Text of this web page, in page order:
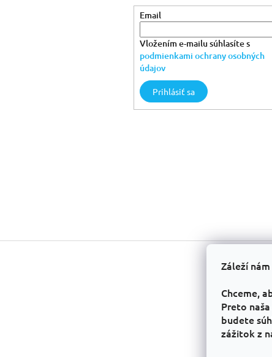
Záleží
Chceme,
Preto
budete
zážitok z
Email
Vložením e-mailu súhlasíte s
podmienkami ochrany osobných
údajov
Prihlásiť sa